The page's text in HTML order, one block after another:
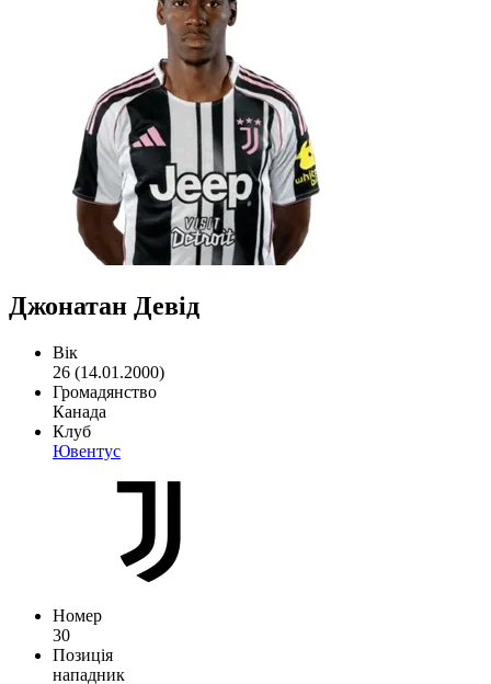
Джонатан Девід
Вік
26 (14.01.2000)
Громадянство
Канада
Клуб
Ювентус
Номер
30
Позиція
нападник